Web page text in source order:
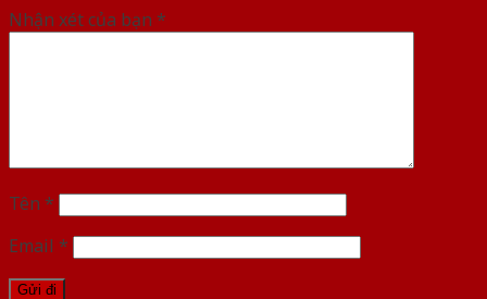
Nhận xét của bạn *
Tên *
Email *